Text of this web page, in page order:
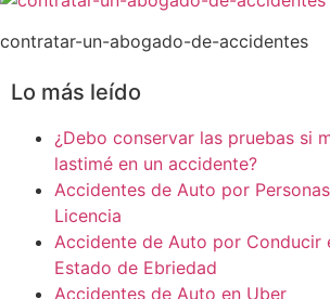
contratar-un-abogado-de-accidentes
Lo más leído
¿Debo conservar las pruebas si
lastimé en un accidente?
Accidentes de Auto por
Licencia
Accidente de Auto por Conducir
Estado de Ebriedad
Accidentes de Auto en Uber